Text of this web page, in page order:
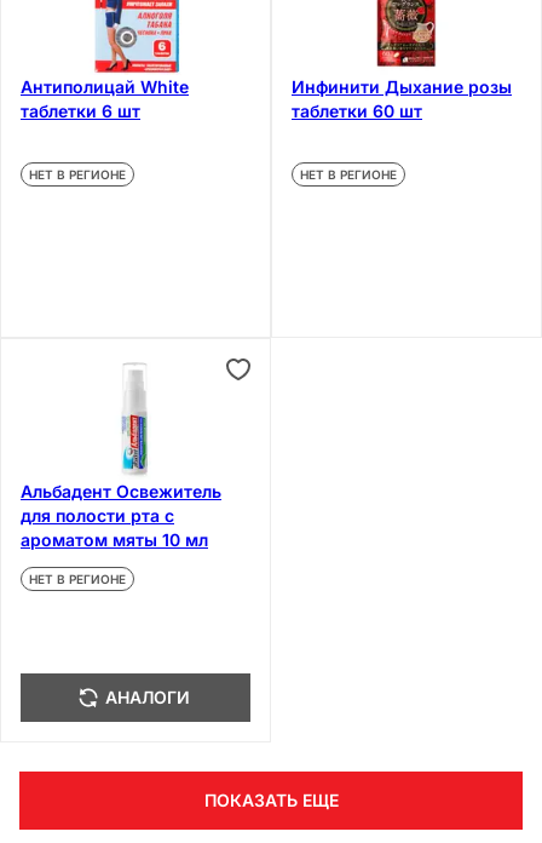
Антиполицай White
таблетки 6 шт
НЕТ В РЕГИОНЕ
Инфинити Дыхание розы
таблетки 60 шт
НЕТ В РЕГИОНЕ
Альбадент Освежитель
для полости рта с
ароматом мяты 10 мл
НЕТ В РЕГИОНЕ
АНАЛОГИ
ПОКАЗАТЬ ЕЩЕ